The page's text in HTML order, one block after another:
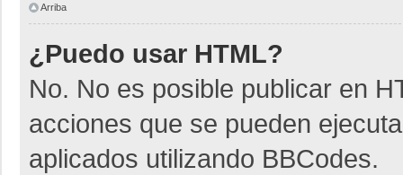
Arriba
¿Puedo usar HTML?
No. No es posible publicar en
acciones que se pueden
aplicados utilizando BBCodes.